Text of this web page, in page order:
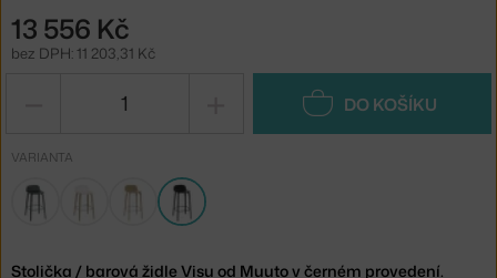
13 556 Kč
bez DPH: 11 203,31 Kč
DO KOŠÍKU
VARIANTA
Stolička / barová židle Visu od Muuto v černém provedení.